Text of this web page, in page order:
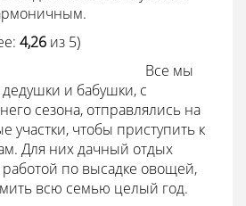
4,26 из 5)
Все мы
и бабушки, с
сезона, отправлялись на
участки, чтобы приступить к
Для них дачный отдых
по высадке овощей,
всю семью целый год.